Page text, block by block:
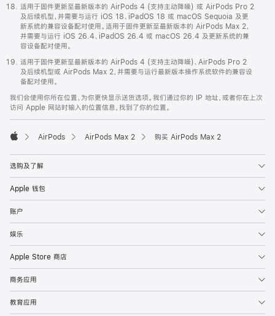
适用于固件更新至最新版本的 AirPods 4 (支持主动降噪) 或 AirPods Pro 2
及后续机型，并需要与运行 iOS 18、iPadOS 18 或 macOS Sequoia 及更
新系统的兼容设备配对使用。适用于固件更新至最新版本的 AirPods Max 2，
并需要与运行 iOS 26.4、iPadOS 26.4 或 macOS 26.4 及更新系统的兼
容设备配对使用。
适用于固件更新至最新版本的 AirPods 4 (支持主动降噪)、AirPods Pro 2
及后续机型或 AirPods Max 2，并需要与运行最新版本操作系统软件的兼容设
备配对使用。
我们会使用你所在位置，为你更快显示送货选项。我们通过你的 IP 地址，或者你在上次
访问 Apple 网站时输入的位置信息，找到了你的位置。
AirPods AirPods Max 2 购买 AirPods Max 2
选购及了解
Apple 钱包
账户
娱乐
Apple Store 商店
商务应用
教育应用